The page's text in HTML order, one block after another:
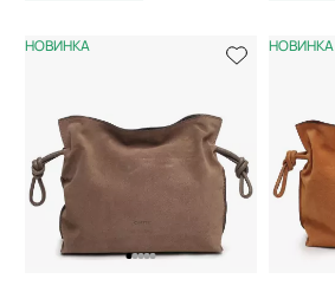
НОВИНКА НОВИНКА